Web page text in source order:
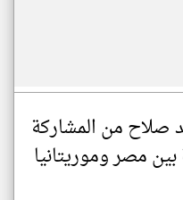
من المشاركة
بين مصر وموريتانيا